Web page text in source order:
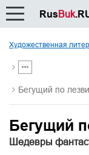
Художественная
Бегущий по
Бегущий
Шедевры
RusBuk